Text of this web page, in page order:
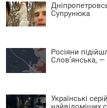
Супрунюка
Росіяни
Слов’янська, —
Українські